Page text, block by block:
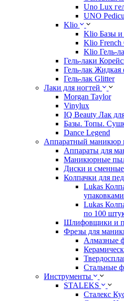
Uno Lux
UNO
Klio
Klio Базы
Klio French
Klio Гель-
Гель-лаки
Гель-лак Жидкая
Гель-лак Glitter
Лаки для ногтей
Morgan Taylor
Vinylux
IQ Beauty Лак
Базы. Топы.
Dance Legend
Аппаратный маникюр
Аппараты для
Маникюрные
Диски и
Колпачки для
Lukas
Lukas
по 100
Шлифовщики и
Фрезы для
Алмазные
Стальные
Инструменты
STALEKS
Сталекс